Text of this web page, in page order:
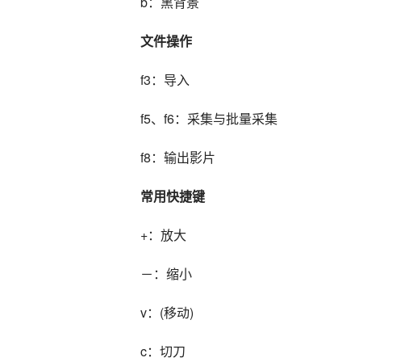
文件操作
f3：导入
f5、f6：采集与批量采集
f8：输出影片
常用快捷键
+：放大
－：缩小
v：(移动)
c：切刀